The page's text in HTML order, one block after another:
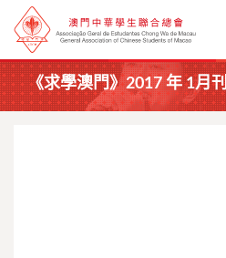
《求學澳門》2017 年 1月刊